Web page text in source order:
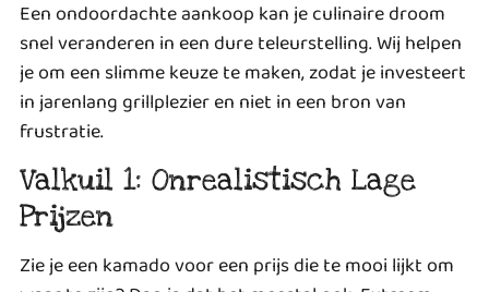
Een ondoordachte aankoop kan je culinaire droom
snel veranderen in een dure teleurstelling. Wij helpen
je om een slimme keuze te maken, zodat je investeert
in jarenlang grillplezier en niet in een bron van
frustratie.
Valkuil 1: Onrealistisch Lage
Prijzen
Zie je een kamado voor een prijs die te mooi lijkt om